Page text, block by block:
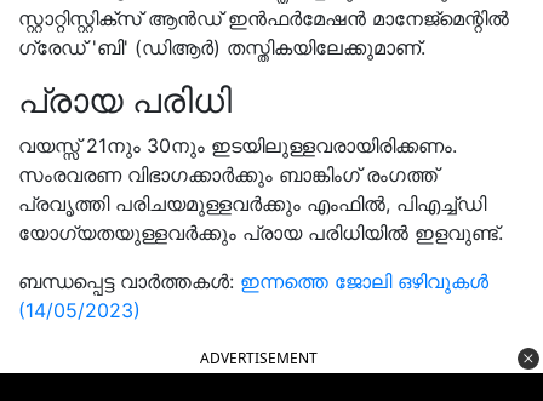
സ്റ്റാറ്റിസ്റ്റിക്സ് ആന്‍ഡ് ഇന്‍ഫര്‍മേഷന്‍ മാനേജ്മെന്റിൽ
ഗ്രേഡ് 'ബി' (ഡിആര്‍) തസ്തികയിലേക്കുമാണ്.
പ്രായ പരിധി
വയസ്സ് 21നും 30നും ഇടയിലുള്ളവരായിരിക്കണം.
സംരവരണ വിഭാഗക്കാര്‍ക്കും ബാങ്കിംഗ് രംഗത്ത്
പ്രവൃത്തി പരിചയമുള്ളവര്‍ക്കും എംഫില്‍, പിഎച്ച്ഡി
യോഗ്യതയുള്ളവര്‍ക്കും പ്രായ പരിധിയില്‍ ഇളവുണ്ട്.
ബന്ധപ്പെട്ട വാർത്തകൾ: ഇന്നത്തെ ജോലി ഒഴിവുകൾ
(14/05/2023)
ADVERTISEMENT